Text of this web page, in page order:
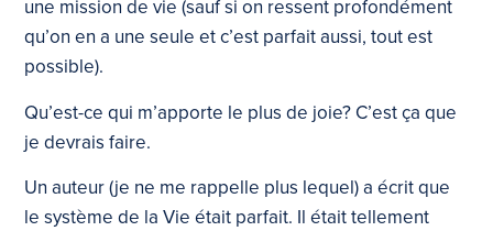
une mission de vie (sauf si on ressent profondément
qu’on en a une seule et c’est parfait aussi, tout est
possible).
Qu’est-ce qui m’apporte le plus de joie? C’est ça que
je devrais faire.
Un auteur (je ne me rappelle plus lequel) a écrit que
le système de la Vie était parfait. Il était tellement